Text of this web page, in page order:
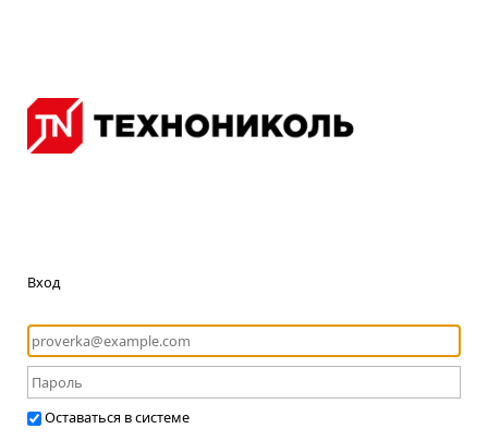
Вход
Оставаться в системе